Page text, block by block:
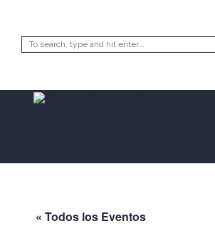
« Todos los Eventos